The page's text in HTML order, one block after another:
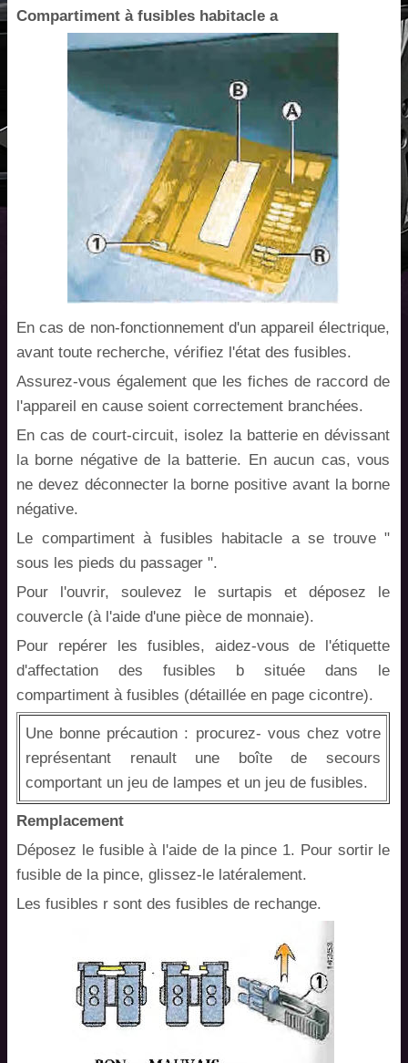
Compartiment à fusibles habitacle a
En cas de non-fonctionnement d'un appareil électrique,
avant toute recherche, vérifiez l'état des fusibles.
Assurez-vous également que les fiches de raccord de
l'appareil en cause soient correctement branchées.
En cas de court-circuit, isolez la batterie en dévissant
la borne négative de la batterie. En aucun cas, vous
ne devez déconnecter la borne positive avant la borne
négative.
Le compartiment à fusibles habitacle a se trouve "
sous les pieds du passager ".
Pour l'ouvrir, soulevez le surtapis et déposez le
couvercle (à l'aide d'une pièce de monnaie).
Pour repérer les fusibles, aidez-vous de l'étiquette
d'affectation des fusibles b située dans le
compartiment à fusibles (détaillée en page cicontre).
Une bonne précaution : procurez- vous chez votre
représentant renault une boîte de secours
comportant un jeu de lampes et un jeu de fusibles.
Remplacement
Déposez le fusible à l'aide de la pince 1. Pour sortir le
fusible de la pince, glissez-le latéralement.
Les fusibles r sont des fusibles de rechange.